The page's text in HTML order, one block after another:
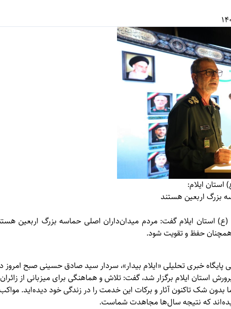
استان ایلام:
بزرگ اربعین هستند
(ع) استان ایلام گفت: مردم میدان‌داران اصلی حماسه بزرگ اربعین
همچنان حفظ و تقویت شود.
پایگاه خبری تحلیلی «ایلام بیدار»، سردار سید صادق حسینی صبح امروز
استان ایلام برگزار شد، گفت: تلاش و هماهنگی برای میزبانی از
شک تاکنون آثار و برکات این خدمت را در زندگی خود دیده‌اید. مواکب
که نتیجه سال‌ها مجاهدت شماست.